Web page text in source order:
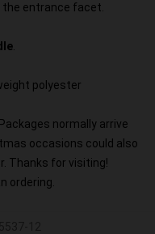
the entrance facet.
polyester
Packages normally arrive
occasions could also
Thanks for visiting!
ordering.